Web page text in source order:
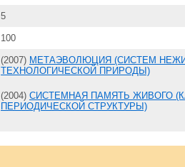
5
100
(2007) МЕТАЭВОЛЮЦИЯ (СИСТЕМ
ТЕХНОЛОГИЧЕСКОЙ ПРИРОДЫ)
(2004) СИСТЕМНАЯ ПАМЯТЬ ЖИВОГО
ПЕРИОДИЧЕСКОЙ СТРУКТУРЫ)